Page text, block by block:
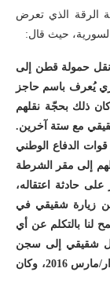
الرقة الذي تعرض
أخي بصدد نقل حمولة قطن إلى
يُعرف باسم حاجز
كان ذلك بحجّة نقلهم
مع ستة آخرين.
الدفاع الوطني
إلى مقر الشرطة
حادثة اعتقاله،
زيارة شقيقي في
لنا بالتكلم عن أي
شقيقي إلى سجن
صيدنايا العسكري، حيث زرته بشكل رسمي في آذار/مارس 2016، وكان